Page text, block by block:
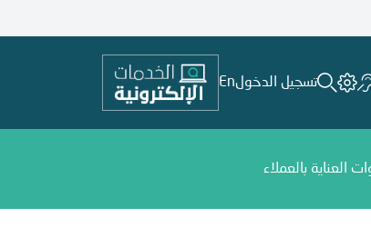
تسجيل الدخولEn
العناية بالعملاء